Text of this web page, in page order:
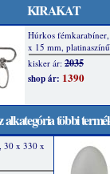
KIRAKAT
alkategória többi
30 x 330 x